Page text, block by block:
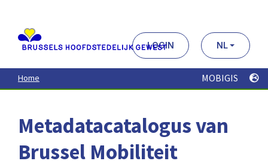
contenu
principal
LOGIN NL
Home MOBIGIS
Metadatacatalogus van
Brussel Mobiliteit